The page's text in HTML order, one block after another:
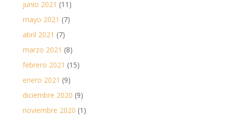
junio 2021 (11)
mayo 2021 (7)
abril 2021 (7)
marzo 2021 (8)
febrero 2021 (15)
enero 2021 (9)
diciembre 2020 (9)
noviembre 2020 (1)